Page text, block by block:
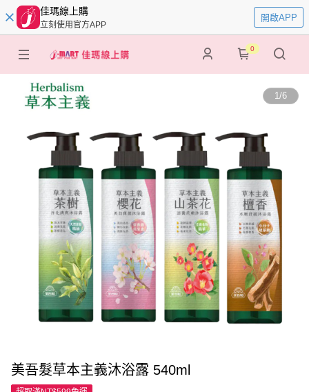
佳瑪線上購
立刻使用官方APP
開啟APP
0
1/6
美吾髮草本主義沐浴露 540ml